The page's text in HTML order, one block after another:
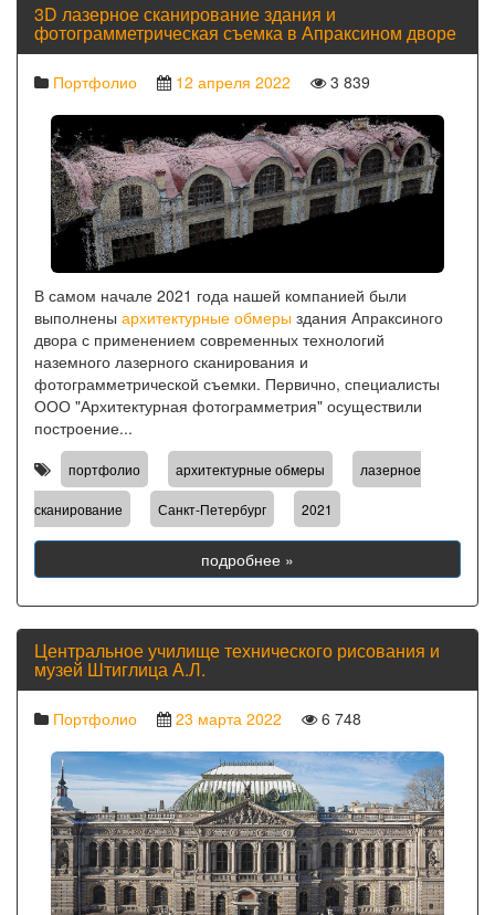
3D лазерное сканирование здания и
фотограмметрическая съемка в Апраксином дворе
Портфолио 12 апреля 2022 3 839
В самом начале 2021 года нашей компанией были
выполнены архитектурные обмеры здания Апраксиного
двора с применением современных технологий
наземного лазерного сканирования и
фотограмметрической съемки. Первично, специалисты
ООО "Архитектурная фотограмметрия" осуществили
построение...
портфолио архитектурные обмеры лазерное
сканирование Санкт-Петербург 2021
подробнее »
Центральное училище технического рисования и
музей Штиглица А.Л.
Портфолио 23 марта 2022 6 748